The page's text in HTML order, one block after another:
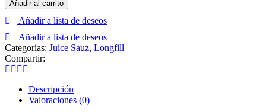
Candy
Ice
6ml
(Longfill)
–
Juice
Sauz
Drifter
Bar
cantidad
Añadir al carrito
Añadir a lista de deseos
Añadir a lista de deseos
Categorías: Juice Sauz, Longfill
Compartir:
Descripción
Valoraciones (0)